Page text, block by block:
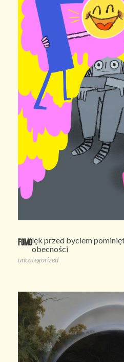
FOMOlęk przed byciem
obecności
uncategorized